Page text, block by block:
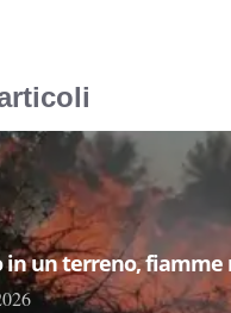
in un terreno, fiamme